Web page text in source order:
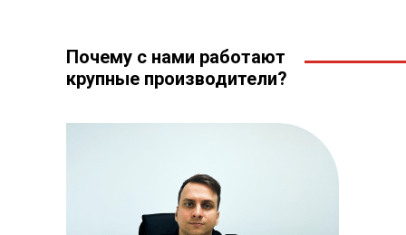
Почему с нами работают
крупные производители?